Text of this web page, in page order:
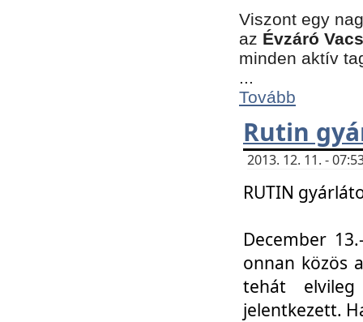
Viszont egy
az Évzáró
minden aktív
...
Tovább
Rutin
2013. 12. 11. -
RUTIN
December
onnan közös
tehát
jelentkezett.